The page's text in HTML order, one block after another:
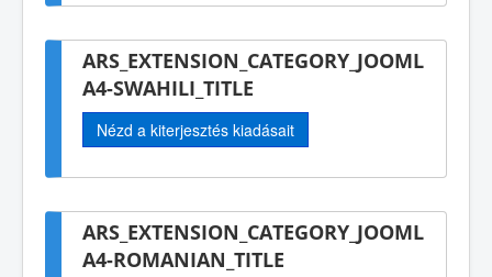
ARS_EXTENSION_CATEGORY_JOOML
A4-SWAHILI_TITLE
Nézd a kiterjesztés kiadásait
ARS_EXTENSION_CATEGORY_JOOML
A4-ROMANIAN_TITLE